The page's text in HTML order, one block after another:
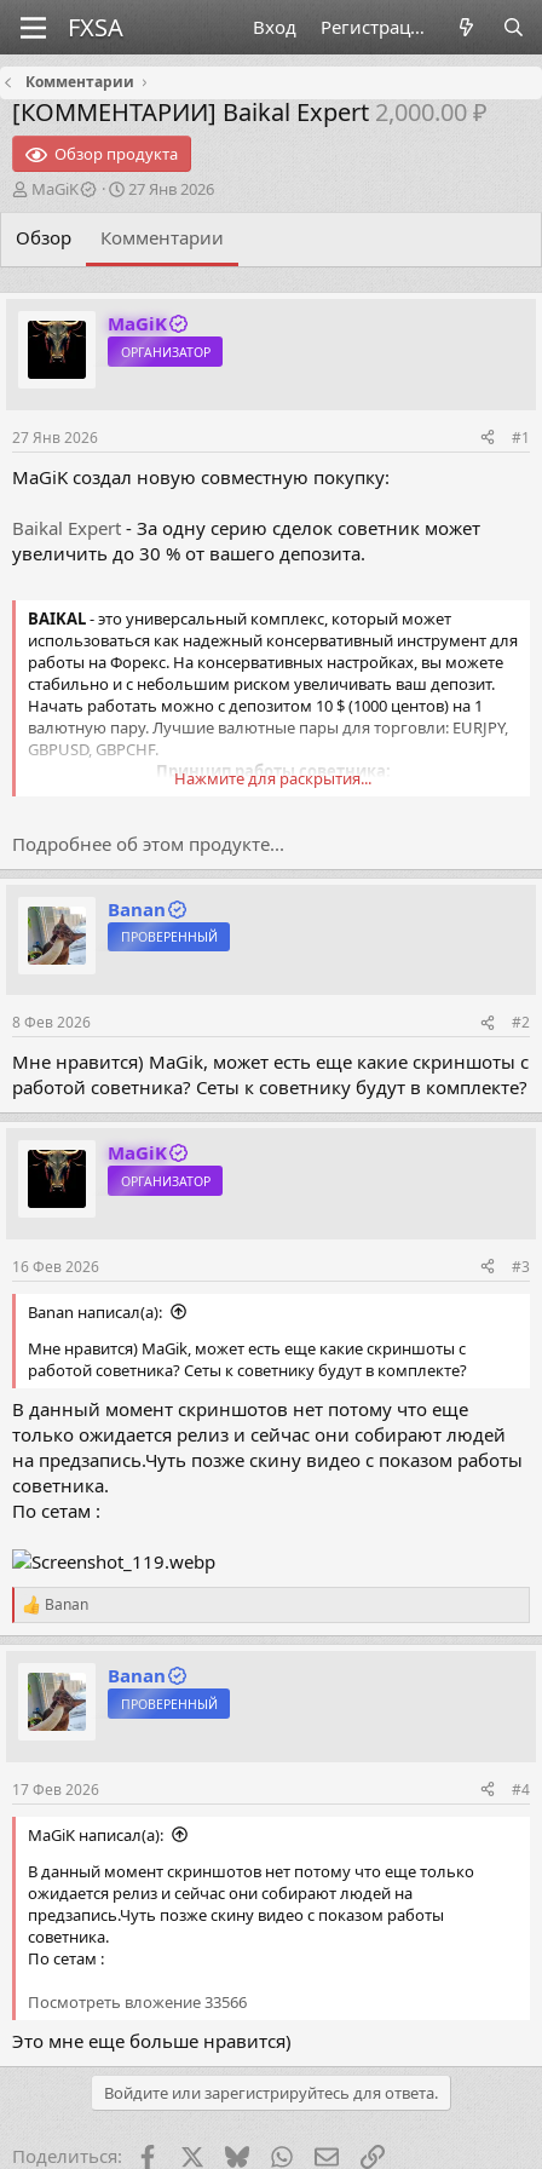
Вход Регистрация
Комментарии
[КОММЕНТАРИИ] Baikal Expert 2,000.00 ₽
Обзор продукта
А
т
т
е
м
MaGiK
Д
т
а
ч
а
л
27 Янв 2026
Обзор Комментарии
MaGiK
ОРГАНИЗАТОР
27 Янв 2026 #1
MaGiK создал новую совместную покупку:
Baikal Expert - За одну серию сделок советник может
увеличить до 30 % от вашего депозита.
BAIKAL- это универсальный комплекс, который может
использоваться как надежный консервативный инструмент для
работы на Форекс. На консервативных настройках, вы можете
стабильно и с небольшим риском увеличивать ваш депозит.
Начать работать можно с депозитом 10 $ (1000 центов) на 1
валютную пару. Лучшие валютные пары для торговли: EURJPY,
GBPUSD, GBPCHF.
Принцип работы советника:
работает на базе встроенной нейросети. Которая
Нажмите для раскрытия...
Подробнее об этом продукте...
Banan
ПРОВЕРЕННЫЙ
8 Фев 2026 #2
Мне нравится) MaGik, может есть еще какие скриншоты с
работой советника? Сеты к советнику будут в комплекте?
MaGiK
ОРГАНИЗАТОР
16 Фев 2026 #3
Banan написал(а):
Мне нравится) MaGik, может есть еще какие скриншоты с
работой советника? Сеты к советнику будут в комплекте?
В данный момент скриншотов нет потому что еще
только ожидается релиз и сейчас они собирают людей
на предзапись.Чуть позже скину видео с показом работы
советника.
По сетам :
Р
е
а
ц
и
Banan
Banan
ПРОВЕРЕННЫЙ
17 Фев 2026 #4
MaGiK написал(а):
В данный момент скриншотов нет потому что еще только
ожидается релиз и сейчас они собирают людей на
предзапись.Чуть позже скину видео с показом работы
советника.
По сетам :
Посмотреть вложение 33566
Это мне еще больше нравится)
Войдите или зарегистрируйтесь для ответа.
Поделиться: FacebookX (Twitter)
BlueskyWhatsAppЭлектронная почта
Ссылка